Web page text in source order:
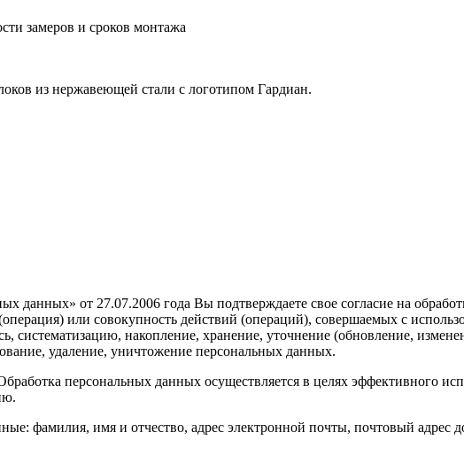
замеров и сроков монтажа
из нержавеющей стали с логотипом Гардиан.
данных» от 27.07.2006 года Вы подтверждаете свое согласие на
или совокупность действий (операций), совершаемых с
систематизацию, накопление, хранение, уточнение (обновление,
удаление, уничтожение персональных данных.
персональных данных осуществляется в целях эффективного
фамилия, имя и отчество, адрес электронной почты, почтовый адрес